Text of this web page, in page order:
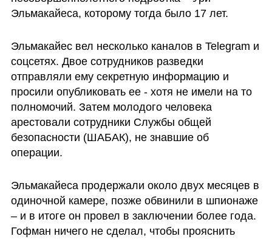
Эльмакайеса, которому тогда было 17 лет.
Эльмакайес вел несколько каналов в Telegram и
соцсетях. Двое сотрудников разведки
отправляли ему секретную информацию и
просили опубликовать ее - хотя не имели на то
полномочий. Затем молодого человека
арестовали сотрудники Службы общей
безопасности (ШАБАК), не знавшие об
операции.
Эльмакайеса продержали около двух месяцев в
одиночной камере, позже обвинили в шпионаже
– и в итоге он провел в заключении более года.
Гофман ничего не сделал, чтобы прояснить